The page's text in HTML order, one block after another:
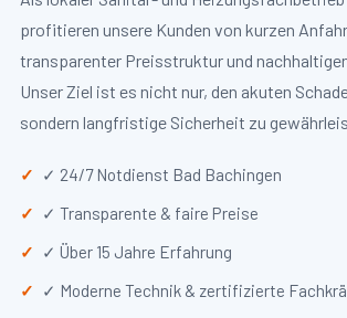
profitieren unsere Kunden von kurzen
transparenter Preisstruktur und
Unser Ziel ist es nicht nur, den akuten
sondern langfristige Sicherheit zu
✓ 24/7 Notdienst Bad Bachingen
✓ Transparente & faire Preise
✓ Über 15 Jahre Erfahrung
✓ Moderne Technik & zertifizierte